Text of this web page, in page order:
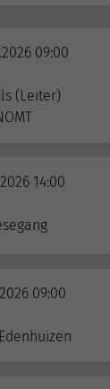
09:00
(Leiter)
14:00
09:00